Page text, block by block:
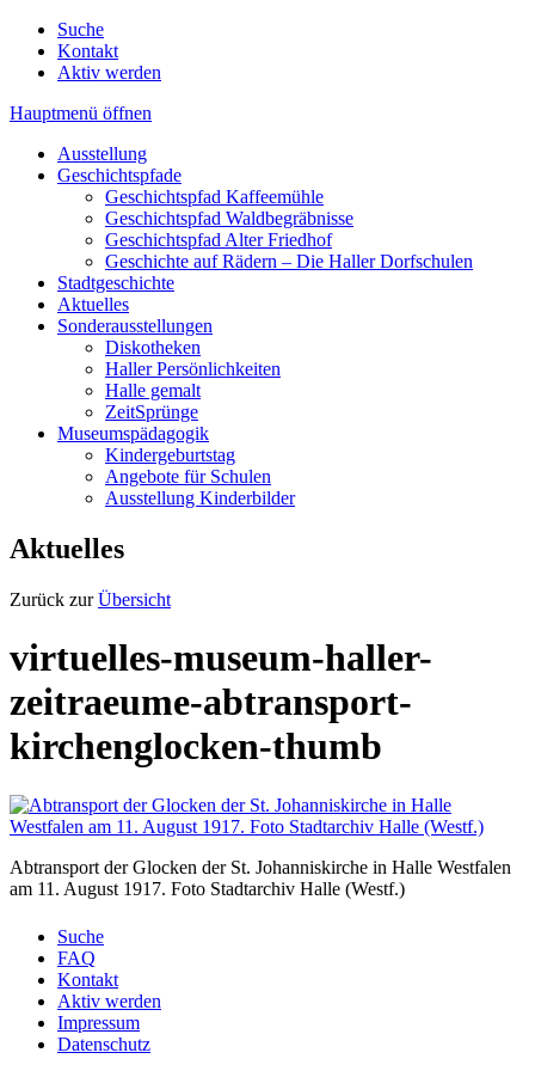
Suche
Kontakt
Aktiv werden
Hauptmenü öffnen
Ausstellung
Geschichtspfade
Geschichtspfad Kaffeemühle
Geschichtspfad Waldbegräbnisse
Geschichtspfad Alter Friedhof
Geschichte auf Rädern – Die Haller Dorfschulen
Stadtgeschichte
Aktuelles
Sonderausstellungen
Diskotheken
Haller Persönlichkeiten
Halle gemalt
ZeitSprünge
Museumspädagogik
Kindergeburtstag
Angebote für Schulen
Ausstellung Kinderbilder
Aktuelles
Zurück zurÜbersicht
virtuelles-museum-haller-
zeitraeume-abtransport-
kirchenglocken-thumb
Abtransport der Glocken der St. Johanniskirche in Halle Westfalen
am 11. August 1917. Foto Stadtarchiv Halle (Westf.)
Suche
FAQ
Kontakt
Aktiv werden
Impressum
Datenschutz